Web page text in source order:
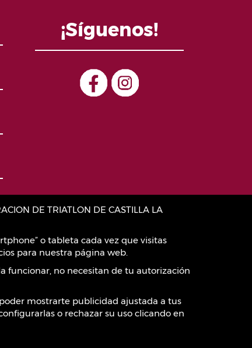
DE TRIATLON DE CASTILLA LA
o tableta cada vez que visitas
para nuestra página web.
funcionar, no necesitan de tu autorización
mostrarte publicidad ajustada a tus
o rechazar su uso clicando en
¡Síguenos!